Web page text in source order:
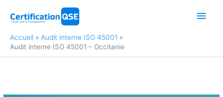
Accueil
Audit interne ISO 45001
Audit interne ISO 45001 – Occitanie